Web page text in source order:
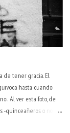
de modo
pero no necesaria
y temporalidad? Por
del trabajo" Así lo
de tener gracia. El
hasta cuando
Al ver esta foto, de
-quinceañeros o no- de